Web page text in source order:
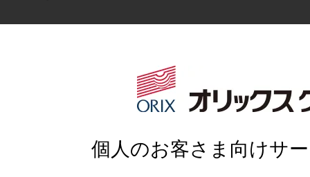
販売店の評価
接客：
品質：4 ｜ 説明：
何度も質問をして
個人のお客さま向けサ